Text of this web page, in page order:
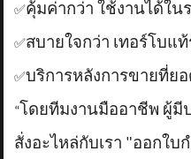
✅คุ้มค่ากว่า ใช้งานได้ใน
✅สบายใจกว่า เทอร์โบ
✅บริการหลังการขายที่ยอ
“ โดยทีมงานมืออาชีพ ผู้
สั่งอะไหล่กับเรา "ออกใบ